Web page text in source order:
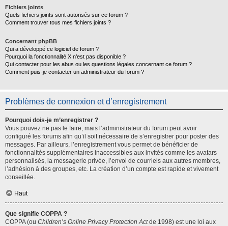
Fichiers joints
Quels fichiers joints sont autorisés sur ce forum ?
Comment trouver tous mes fichiers joints ?
Concernant phpBB
Qui a développé ce logiciel de forum ?
Pourquoi la fonctionnalité X n’est pas disponible ?
Qui contacter pour les abus ou les questions légales concernant ce forum ?
Comment puis-je contacter un administrateur du forum ?
Problèmes de connexion et d’enregistrement
Pourquoi dois-je m’enregistrer ?
Vous pouvez ne pas le faire, mais l’administrateur du forum peut avoir
configuré les forums afin qu’il soit nécessaire de s’enregistrer pour poster des
messages. Par ailleurs, l’enregistrement vous permet de bénéficier de
fonctionnalités supplémentaires inaccessibles aux invités comme les avatars
personnalisés, la messagerie privée, l’envoi de courriels aux autres membres,
l’adhésion à des groupes, etc. La création d’un compte est rapide et vivement
conseillée.
Haut
Que signifie COPPA ?
COPPA (ou Children’s Online Privacy Protection Actde 1998) est une loi aux